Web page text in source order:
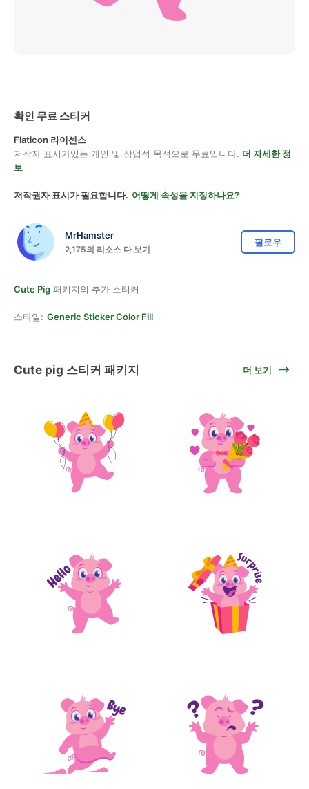
확인 무료 스티커
Flaticon 라이센스
저작자 표시가있는 개인 및 상업적 목적으로 무료입니다. 더 자세한 정
보
저작권자 표시가 필요합니다. 어떻게 속성을 지정하나요?
MrHamster
2,175의 리소스 다 보기
팔로우
Cute Pig 패키지의 추가 스티커
스타일: Generic Sticker Color Fill
Cute pig 스티커 패키지 더 보기